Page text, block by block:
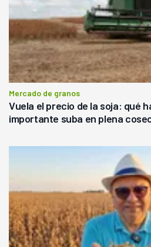
Mercado de granos
Vuela el precio de la soja: qué
importante suba en plena